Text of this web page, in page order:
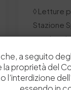
◊ Letture
Stazione
tecnica:
by
a seguito
la proprietà del
l’interdizione